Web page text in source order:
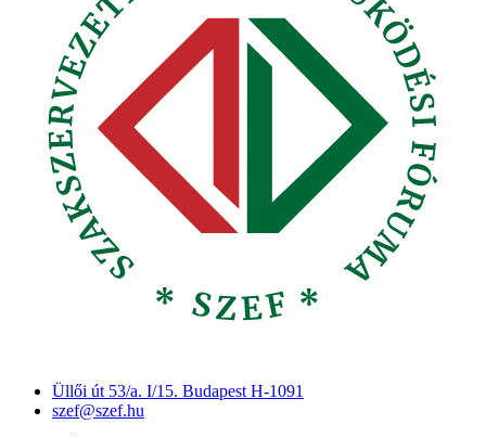
Üllői út 53/a. I/15. Budapest H-1091
szef@szef.hu